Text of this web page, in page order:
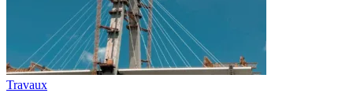
Travaux